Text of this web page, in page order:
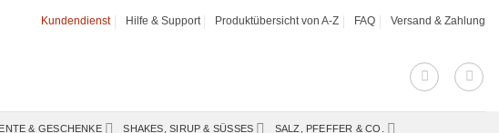
Kundendienst Hilfe & Support Produktübersicht von A-Z FAQ Versand & Zahlung
& GESCHENKE SHAKES, SIRUP & SÜSSES SALZ, PFEFFER & CO.